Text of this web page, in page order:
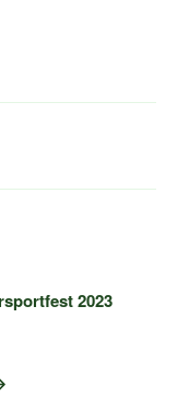
2023